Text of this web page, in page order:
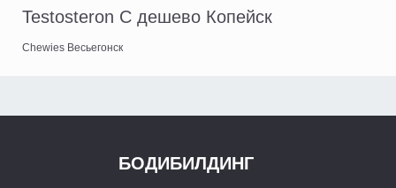
Testosteron C дешево Копейск
Chewies Весьегонск
БОДИБИЛДИНГ